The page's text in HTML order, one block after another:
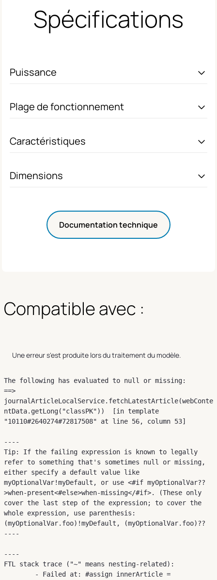
Spécifications
Puissance
Plage de fonctionnement
Caractéristiques
Dimensions
Documentation technique
Compatible avec :
Une erreur s'est produite lors du traitement du modèle.
The following has evaluated to null or missing:
==>
journalArticleLocalService.fetchLatestArticle(webConte
ntData.getLong("classPK"))  [in template
"10110#2640274#72817508" at line 56, column 53]
----
Tip: If the failing expression is known to legally
refer to something that's sometimes null or missing,
either specify a default value like
myOptionalVar!myDefault, or use <#if myOptionalVar??
>when-present<#else>when-missing</#if>. (These only
cover the last step of the expression; to cover the
whole expression, use parenthesis:
(myOptionalVar.foo)!myDefault, (myOptionalVar.foo)??
----
----
FTL stack trace ("~" means nesting-related):